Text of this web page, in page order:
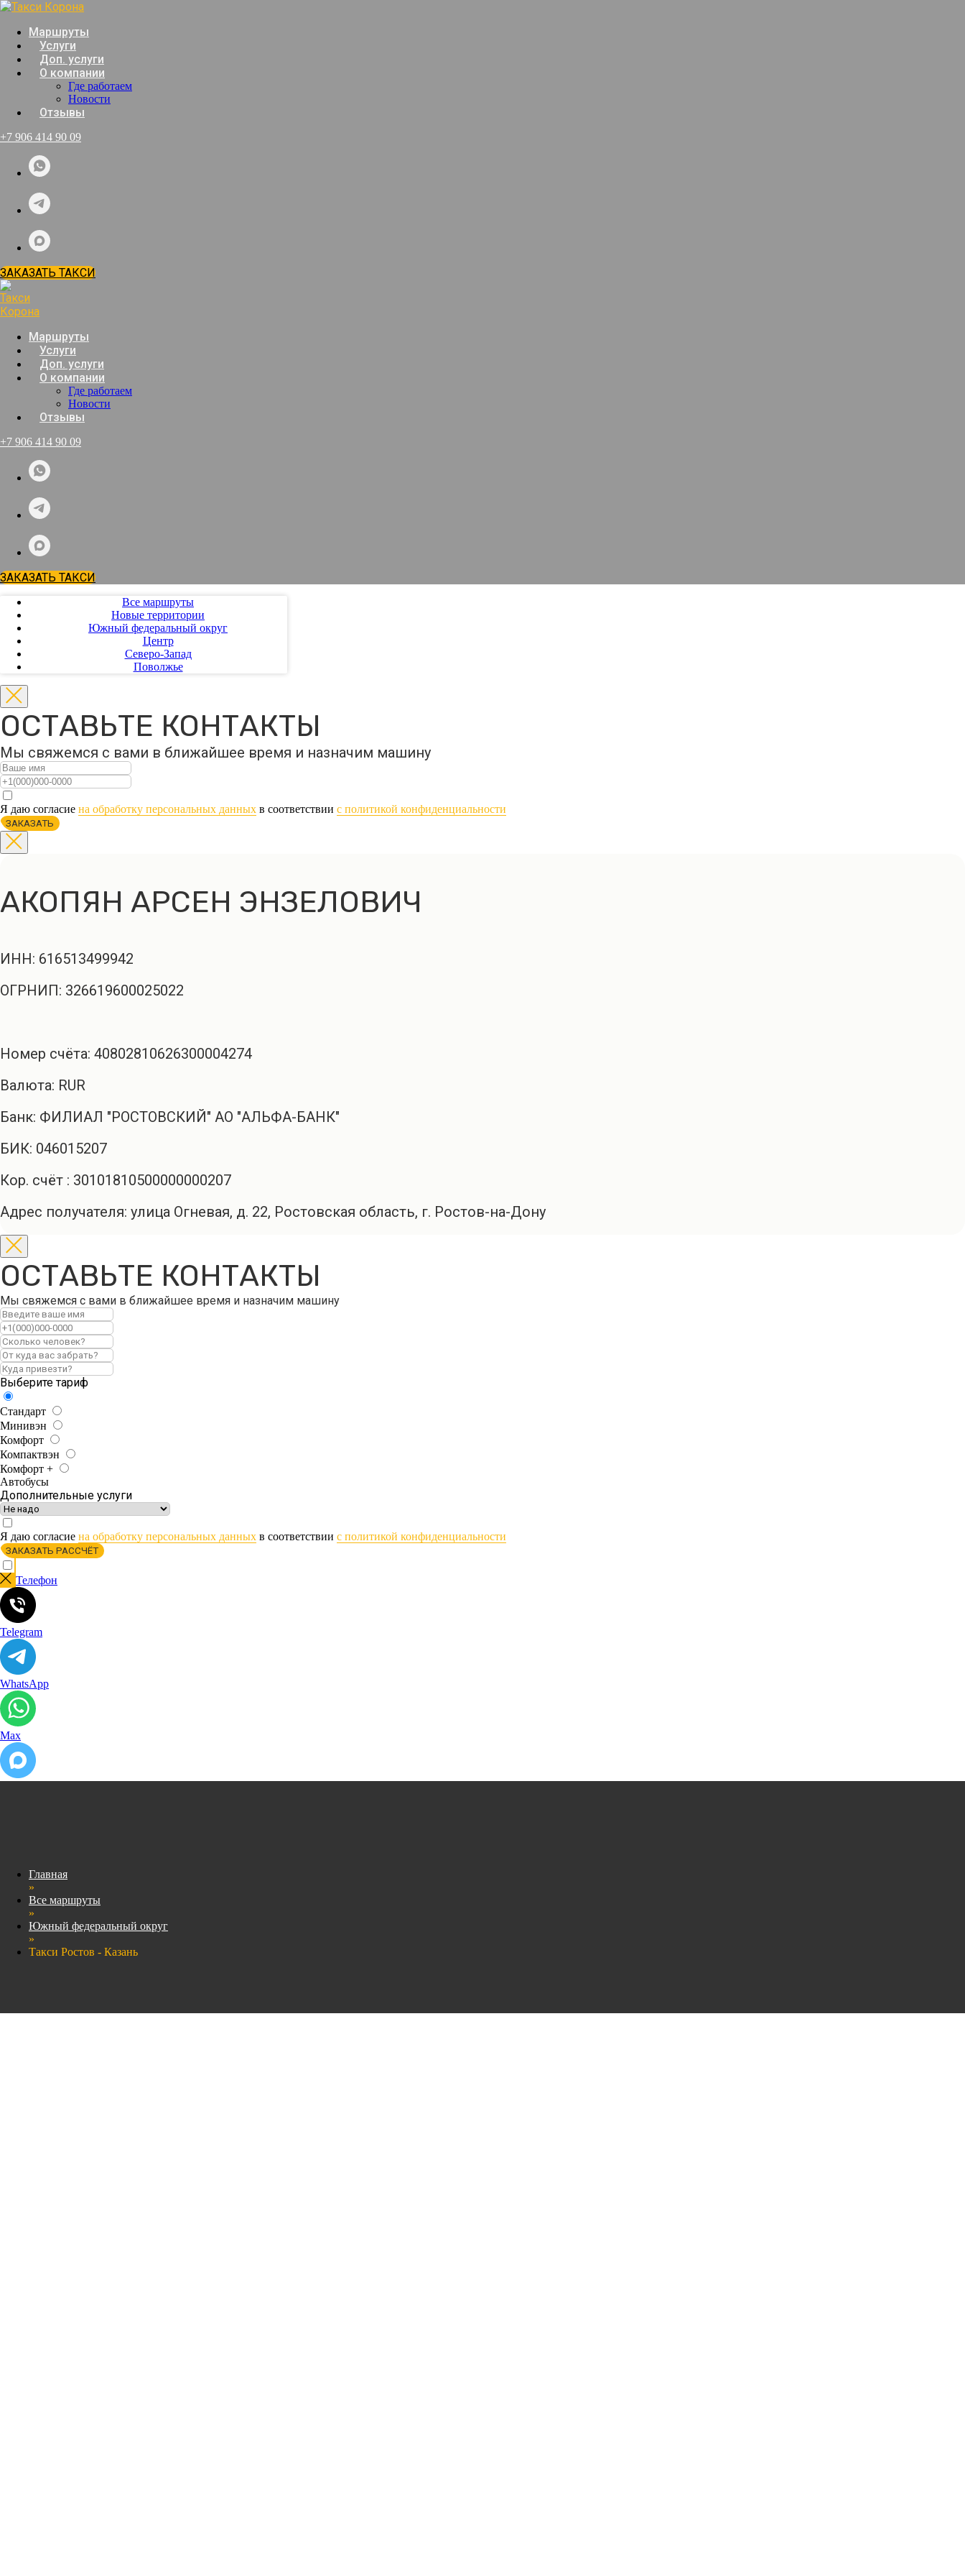
Маршруты
Услуги
Доп. услуги
О компании
Где работаем
Новости
Отзывы
+7 906 414 90 09
ЗАКАЗАТЬ ТАКСИ
Маршруты
Услуги
Доп. услуги
О компании
Где работаем
Новости
Отзывы
+7 906 414 90 09
ЗАКАЗАТЬ ТАКСИ
Все маршруты
Новые территории
Южный федеральный округ
Центр
Северо-Запад
Поволжье
ОСТАВЬТЕ КОНТАКТЫ
Мы свяжемся с вами в ближайшее время и назначим машину
Я даю согласие на обработку персональных данных в соответствии с политикой конфиденциальности
ЗАКАЗАТЬ
АКОПЯН АРСЕН ЭНЗЕЛОВИЧ
ИНН: 616513499942
ОГРНИП: 326619600025022
Номер счёта: 40802810626300004274
Валюта: RUR
Банк: ФИЛИАЛ "РОСТОВСКИЙ" АО "АЛЬФА-БАНК"
БИК: 046015207
Кор. счёт : 30101810500000000207
Адрес получателя: улица Огневая, д. 22, Ростовская область, г. Ростов-на-Дону
ОСТАВЬТЕ КОНТАКТЫ
Мы свяжемся с вами в ближайшее время и назначим машину
Выберите тариф
Стандарт
Минивэн
Комфорт
Компактвэн
Комфорт +
Автобусы
Дополнительные услуги
Я даю согласие на обработку персональных данных в соответствии с политикой конфиденциальности
ЗАКАЗАТЬ РАССЧЁТ
Телефон
Telegram
WhatsApp
Max
Главная
»
Все маршруты
»
Южный федеральный округ
»
Такси Ростов - Казань